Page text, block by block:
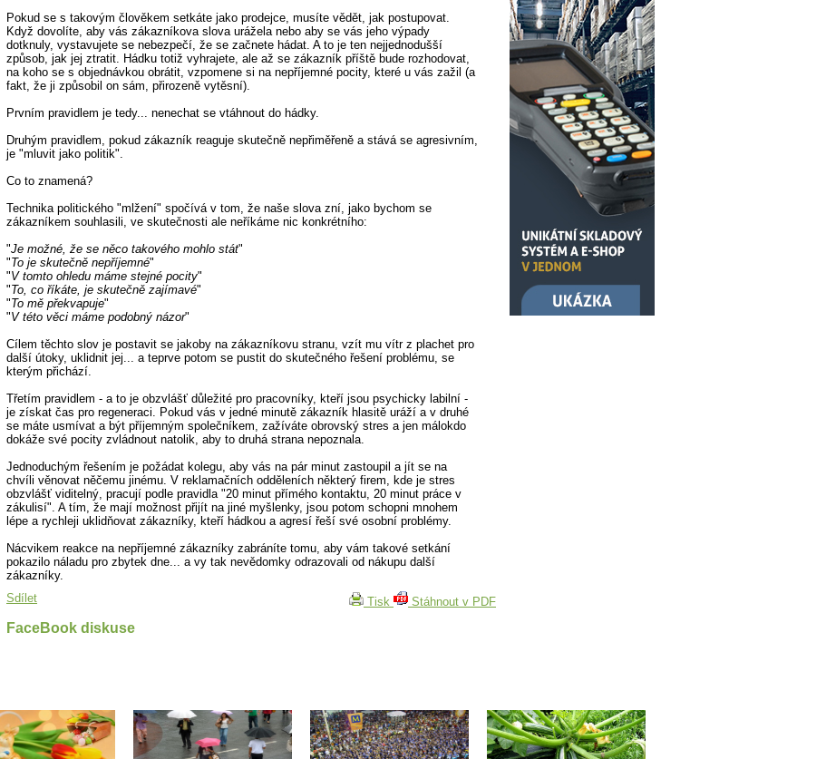
Pokud se s takovým člověkem setkáte jako prodejce, musíte vědět, jak postupovat.
Když dovolíte, aby vás zákazníkova slova urážela nebo aby se vás jeho výpady
dotknuly, vystavujete se nebezpečí, že se začnete hádat. A to je ten nejjednodušší
způsob, jak jej ztratit. Hádku totiž vyhrajete, ale až se zákazník příště bude rozhodovat,
na koho se s objednávkou obrátit, vzpomene si na nepříjemné pocity, které u vás zažil (a
fakt, že ji způsobil on sám, přirozeně vytěsní).
Prvním pravidlem je tedy... nenechat se vtáhnout do hádky.
Druhým pravidlem, pokud zákazník reaguje skutečně nepřiměřeně a stává se agresivním,
je "mluvit jako politik".
Co to znamená?
Technika politického "mlžení" spočívá v tom, že naše slova zní, jako bychom se
zákazníkem souhlasili, ve skutečnosti ale neříkáme nic konkrétního:
"Je možné, že se něco takového mohlo stát"
"To je skutečně nepříjemné"
"V tomto ohledu máme stejné pocity"
"To, co říkáte, je skutečně zajímavé"
"To mě překvapuje"
"V této věci máme podobný názor"
Cílem těchto slov je postavit se jakoby na zákazníkovu stranu, vzít mu vítr z plachet pro
další útoky, uklidnit jej... a teprve potom se pustit do skutečného řešení problému, se
kterým přichází.
Třetím pravidlem - a to je obzvlášť důležité pro pracovníky, kteří jsou psychicky labilní -
je získat čas pro regeneraci. Pokud vás v jedné minutě zákazník hlasitě uráží a v druhé
se máte usmívat a být příjemným společníkem, zažíváte obrovský stres a jen málokdo
dokáže své pocity zvládnout natolik, aby to druhá strana nepoznala.
Jednoduchým řešením je požádat kolegu, aby vás na pár minut zastoupil a jít se na
chvíli věnovat něčemu jinému. V reklamačních odděleních některý firem, kde je stres
obzvlášť viditelný, pracují podle pravidla "20 minut přímého kontaktu, 20 minut práce v
zákulisí". A tím, že mají možnost přijít na jiné myšlenky, jsou potom schopni mnohem
lépe a rychleji uklidňovat zákazníky, kteří hádkou a agresí řeší své osobní problémy.
Nácvikem reakce na nepříjemné zákazníky zabráníte tomu, aby vám takové setkání
pokazilo náladu pro zbytek dne... a vy tak nevědomky odrazovali od nákupu další
zákazníky.
Sdílet
Tisk Stáhnout v PDF
FaceBook diskuse